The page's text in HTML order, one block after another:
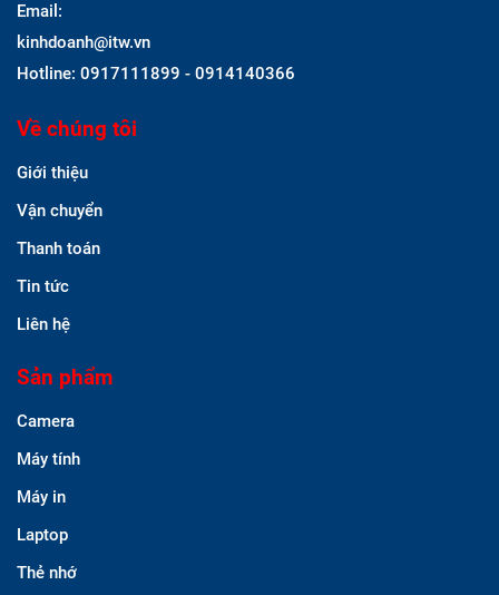
Email:
kinhdoanh@itw.vn
Hotline: 0917111899 - 0914140366
Về chúng tôi
Giới thiệu
Vận chuyển
Thanh toán
Tin tức
Liên hệ
Sản phẩm
Camera
Máy tính
Máy in
Laptop
Thẻ nhớ